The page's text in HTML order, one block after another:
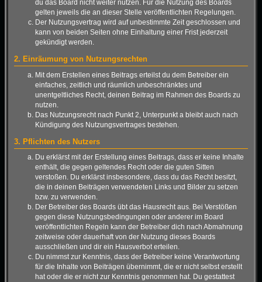
du das Board nicht weiter nutzen. Für die Nutzung des Boards
gelten jeweils die an dieser Stelle veröffentlichten Regelungen.
Der Nutzungsvertrag wird auf unbestimmte Zeit geschlossen und
kann von beiden Seiten ohne Einhaltung einer Frist jederzeit
gekündigt werden.
2. Einräumung von Nutzungsrechten
Mit dem Erstellen eines Beitrags erteilst du dem Betreiber ein
einfaches, zeitlich und räumlich unbeschränktes und
unentgeltliches Recht, deinen Beitrag im Rahmen des Boards zu
nutzen.
Das Nutzungsrecht nach Punkt 2, Unterpunkt a bleibt auch nach
Kündigung des Nutzungsvertrages bestehen.
3. Pflichten des Nutzers
Du erklärst mit der Erstellung eines Beitrags, dass er keine Inhalte
enthält, die gegen geltendes Recht oder die guten Sitten
verstoßen. Du erklärst insbesondere, dass du das Recht besitzt,
die in deinen Beiträgen verwendeten Links und Bilder zu setzen
bzw. zu verwenden.
Der Betreiber des Boards übt das Hausrecht aus. Bei Verstößen
gegen diese Nutzungsbedingungen oder anderer im Board
veröffentlichten Regeln kann der Betreiber dich nach Abmahnung
zeitweise oder dauerhaft von der Nutzung dieses Boards
ausschließen und dir ein Hausverbot erteilen.
Du nimmst zur Kenntnis, dass der Betreiber keine Verantwortung
für die Inhalte von Beiträgen übernimmt, die er nicht selbst erstellt
hat oder die er nicht zur Kenntnis genommen hat. Du gestattest